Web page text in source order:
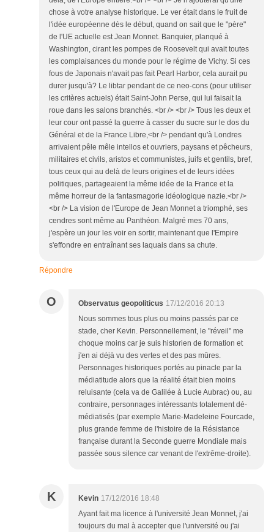
chose à votre analyse historique. Le ver était dans le fruit de
l'idée européenne dès le début, quand on sait que le "père"
de l'UE actuelle est Jean Monnet. Banquier, planqué à
Washington, cirant les pompes de Roosevelt qui avait toutes
les complaisances du monde pour le régime de Vichy. Si ces
fous de Japonais n'avait pas fait Pearl Harbor, cela aurait pu
durer jusqu'à? Le libtar pendant de ce neo-cons (pour utiliser
les critères actuels) était Saint-John Perse, qui lui faisait la
roue dans les salons branchés. <br /> <br /> Tous les deux et
leur cour ont passé la guerre à casser du sucre sur le dos du
Général et de la France Libre,<br /> pendant qu'à Londres
arrivaient pêle mêle intellos et ouvriers, paysans et pêcheurs,
militaires et civils, aristos et communistes, juifs et gentils, bref,
tous ceux qui au delà de leurs origines et de leurs idées
politiques, partageaient la même idée de la France et la
même horreur de la fantasmagorie idéologique nazie.<br />
<br /> La vision de l'Europe de Jean Monnet a triomphé, ses
cendres sont même au Panthéon. Malgré mes 70 ans,
j'espère un jour les voir en sortir, maintenant que l'Empire
s'effondre en entraînant ses laquais dans sa chute.
Répondre
O Observatus geopoliticus 17/12/2016 20:13
Nous sommes tous plus ou moins passés par ce
stade, cher Kevin. Personnellement, le "réveil" me
choque moins car je suis historien de formation et
j'en ai déjà vu des vertes et des pas mûres.
Personnages historiques portés au pinacle par la
médiatitude alors que la réalité était bien moins
reluisante (cela va de Galilée à Lucie Aubrac) ou, au
contraire, personnages intéressants totalement dé-
médiatisés (par exemple Marie-Madeleine Fourcade,
plus grande femme de l'histoire de la Résistance
française durant la Seconde guerre Mondiale mais
passée sous silence car venant de l'extrême-droite).
K Kevin 17/12/2016 18:48
Ayant fait ma licence à l'université Jean Monnet, j'ai
toujours du mal à accepter que l'université ou j'ai